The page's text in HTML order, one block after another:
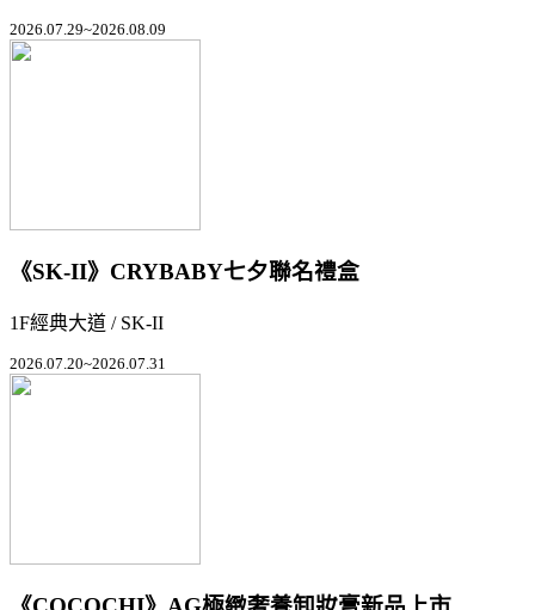
2026.07.29~2026.08.09
《SK-II》CRYBABY七夕聯名禮盒
1F經典大道 / SK-II
2026.07.20~2026.07.31